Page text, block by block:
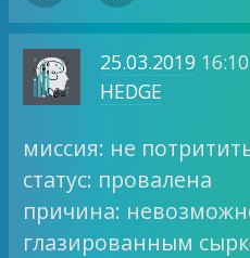
25.03.201916:10
HEDGE
миссия: не
статус: провалена
причина:
глазированным